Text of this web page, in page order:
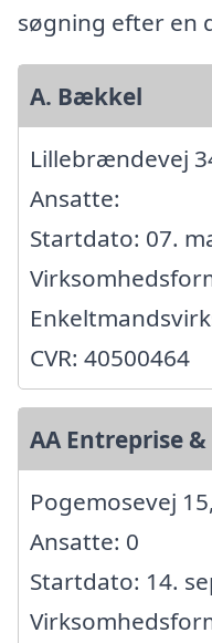
søgning efter en
A. Bækkel
Lillebrændevej
Ansatte:
Startdato: 07.
CVR: 40500464
AA Entreprise &
Pogemosevej
Ansatte: 0
Startdato: 14.